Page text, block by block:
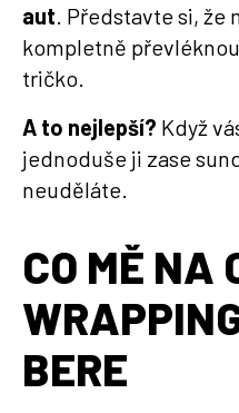
aut. Představte si, že
kompletně
tričko.
A to nejlepší? Když
jednoduše ji zase
neuděláte.
CO MĚ NA
BERE